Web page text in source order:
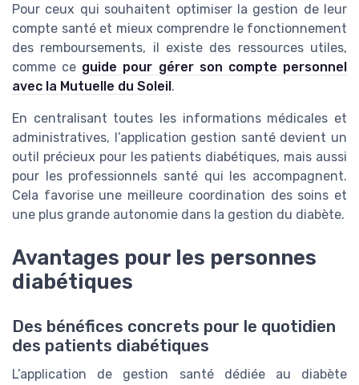
Pour ceux qui souhaitent optimiser la gestion de leur
compte santé et mieux comprendre le fonctionnement
des remboursements, il existe des ressources utiles,
comme ce guide pour gérer son compte personnel
avec la Mutuelle du Soleil.
En centralisant toutes les informations médicales et
administratives, l’application gestion santé devient un
outil précieux pour les patients diabétiques, mais aussi
pour les professionnels santé qui les accompagnent.
Cela favorise une meilleure coordination des soins et
une plus grande autonomie dans la gestion du diabète.
Avantages pour les personnes
diabétiques
Des bénéfices concrets pour le quotidien
des patients diabétiques
L’application de gestion santé dédiée au diabète